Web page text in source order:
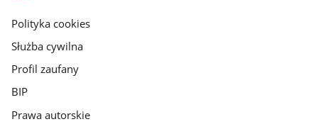
gov.pl
Polityka cookies
Służba cywilna
Profil zaufany
BIP
Prawa autorskie